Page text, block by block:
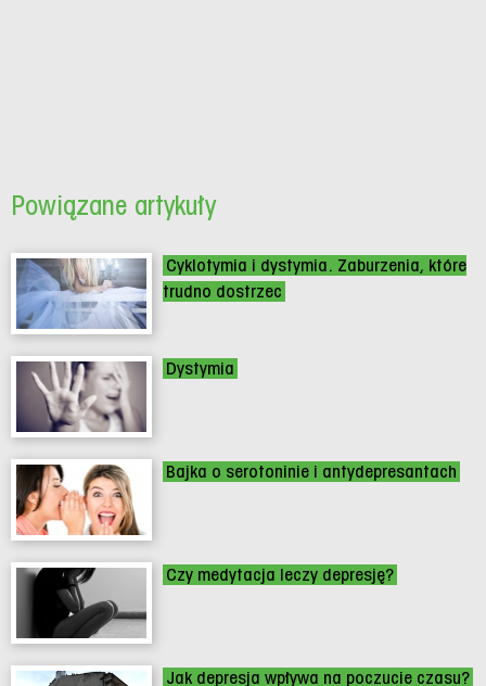
Powiązane artykuły
Cyklotymia i dystymia. Zaburzenia, które
trudno dostrzec
Dystymia
Bajka o serotoninie i antydepresantach
Czy medytacja leczy depresję?
Jak depresja wpływa na poczucie czasu?